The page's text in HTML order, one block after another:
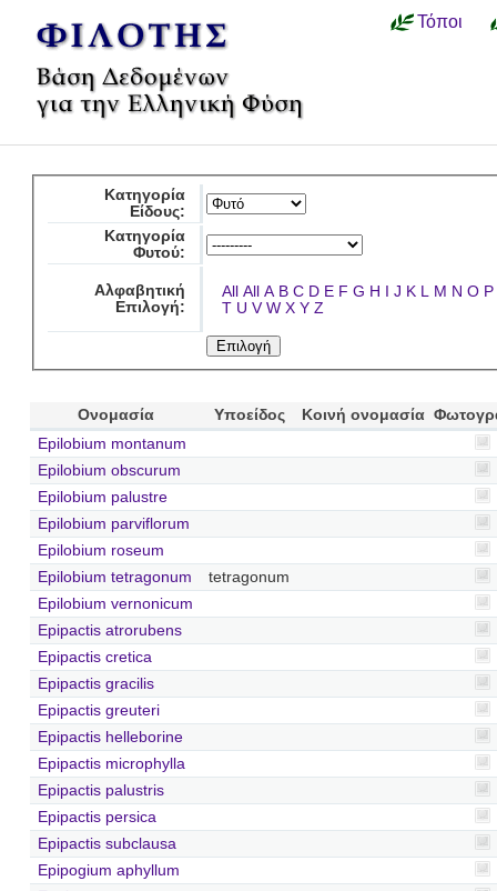
Τόποι
Κατηγορία
Είδους:
Κατηγορία
Φυτού:
Αλφαβητική
Επιλογή:
All All A B C D E F G H I J K L M N O P
T U V W X Y Z
Ονομασία Υποείδος Κοινή ονομασία
Epilobium montanum
Epilobium obscurum
Epilobium palustre
Epilobium parviflorum
Epilobium roseum
Epilobium tetragonum
tetragonum
Epilobium vernonicum
Epipactis atrorubens
Epipactis cretica
Epipactis gracilis
Epipactis greuteri
Epipactis helleborine
Epipactis microphylla
Epipactis palustris
Epipactis persica
Epipactis subclausa
Epipogium aphyllum